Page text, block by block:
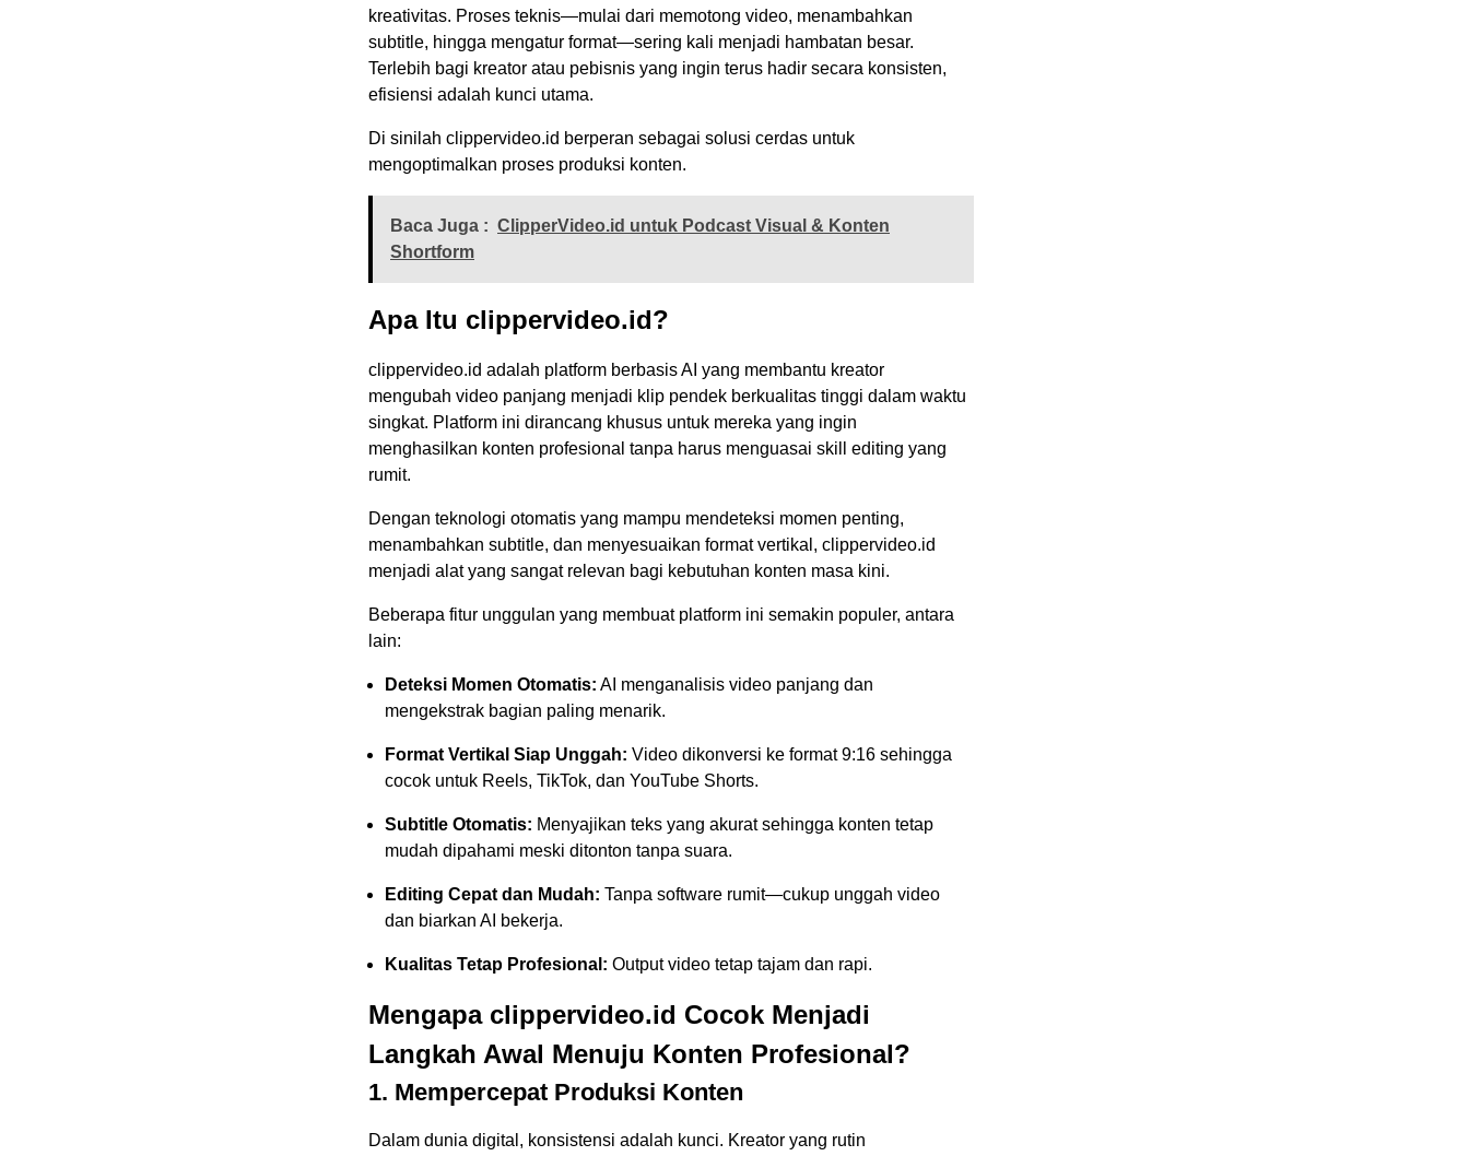
kreativitas. Proses teknis—mulai dari memotong video, menambahkan
subtitle, hingga mengatur format—sering kali menjadi hambatan besar.
Terlebih bagi kreator atau pebisnis yang ingin terus hadir secara konsisten,
efisiensi adalah kunci utama.
Di sinilah clippervideo.id berperan sebagai solusi cerdas untuk
mengoptimalkan proses produksi konten.
Baca Juga : ClipperVideo.id untuk Podcast Visual & Konten
Shortform
Apa Itu clippervideo.id?
clippervideo.id adalah platform berbasis AI yang membantu kreator
mengubah video panjang menjadi klip pendek berkualitas tinggi dalam waktu
singkat. Platform ini dirancang khusus untuk mereka yang ingin
menghasilkan konten profesional tanpa harus menguasai skill editing yang
rumit.
Dengan teknologi otomatis yang mampu mendeteksi momen penting,
menambahkan subtitle, dan menyesuaikan format vertikal, clippervideo.id
menjadi alat yang sangat relevan bagi kebutuhan konten masa kini.
Beberapa fitur unggulan yang membuat platform ini semakin populer, antara
lain:
Deteksi Momen Otomatis: AI menganalisis video panjang dan
mengekstrak bagian paling menarik.
Format Vertikal Siap Unggah: Video dikonversi ke format 9:16 sehingga
cocok untuk Reels, TikTok, dan YouTube Shorts.
Subtitle Otomatis: Menyajikan teks yang akurat sehingga konten tetap
mudah dipahami meski ditonton tanpa suara.
Editing Cepat dan Mudah: Tanpa software rumit—cukup unggah video
dan biarkan AI bekerja.
Kualitas Tetap Profesional: Output video tetap tajam dan rapi.
Mengapa clippervideo.id Cocok Menjadi
Langkah Awal Menuju Konten Profesional?
1. Mempercepat Produksi Konten
Dalam dunia digital, konsistensi adalah kunci. Kreator yang rutin